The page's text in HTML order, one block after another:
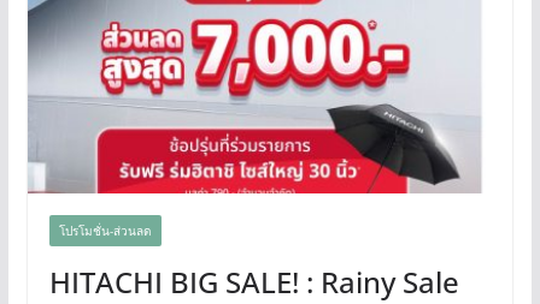
โปรโมชั่น-ส่วนลด
HITACHI BIG SALE! : Rainy Sale